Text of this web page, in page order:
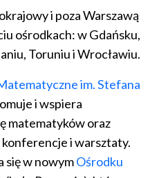
i poza Warszawą
ośrodkach: w Gdańsku,
Toruniu i Wrocławiu.
im. Stefana
i wspiera
matematyków oraz
i warsztaty.
się w nowymOśrodku